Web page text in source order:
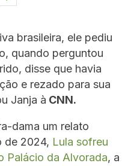
brasileira, ele pediu
quando perguntou
disse que havia
e rezado para sua
Janja à CNN.
dama um relato
de 2024, Lula sofreu
Palácio da Alvorada, a